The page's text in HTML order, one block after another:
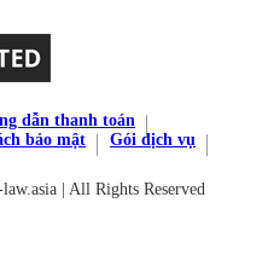
dẫn thanh toán
bảo mật
Gói dịch vụ
| All Rights Reserved